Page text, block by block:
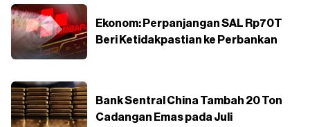
Ekonom: Perpanjangan SAL Rp70T
Beri Ketidakpastian ke Perbankan
Bank Sentral China Tambah 20 Ton
Cadangan Emas pada Juli